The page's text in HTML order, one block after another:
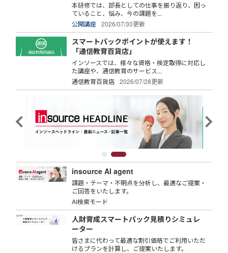
本研修では、部長としての仕事を振り返り、困っ
ていること、悩み、今の課題を...
公開講座
2026/07/30更新
スマートパックポイントが使えます！
「通信教育百貨店」
インソースでは、様々な資格・検定取得に対応し
た講座や、通信教育のサービス...
通信教育百貨店
2026/07/28更新
insource AI agent
課題・テーマ・不明点を分析し、最適なご提案・
ご回答をいたします。
AI検索モード
人財育成スマートパック見積りシミュレ
ーター
皆さまに代わって最適な割引価格でご利用いただ
けるプランを計算し、ご提案いたします。